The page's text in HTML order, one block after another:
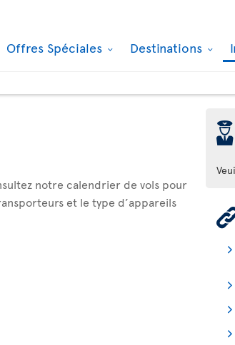
Offres Spéciales Destinations
notre calendrier de vols pour
et le type d’appareils
þ